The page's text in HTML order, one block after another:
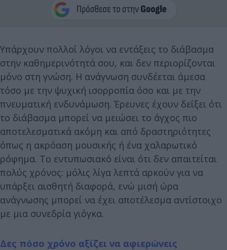
Υπάρχουν πολλοί λόγοι να εντάξεις το διάβασμα
στην καθημερινότητά σου, και δεν περιορίζονται
μόνο στη γνώση. Η ανάγνωση συνδέεται άμεσα
τόσο με την ψυχική ισορροπία όσο και με την
πνευματική ενδυνάμωση. Έρευνες έχουν δείξει ότι
το διάβασμα μπορεί να μειώσει το άγχος πιο
αποτελεσματικά ακόμη και από δραστηριότητες
όπως η ακρόαση μουσικής ή ένα χαλαρωτικό
ρόφημα. Το εντυπωσιακό είναι ότι δεν απαιτείται
πολύς χρόνος: μόλις λίγα λεπτά αρκούν για να
υπάρξει αισθητή διαφορά, ενώ μισή ώρα
ανάγνωσης μπορεί να έχει αποτέλεσμα αντίστοιχο
με μια συνεδρία γιόγκα.
Δες πόσο χρόνο αξίζει να αφιερώνεις